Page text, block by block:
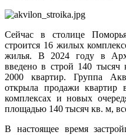
Сейчас в столице
строится 16 жилых
жилья. В 2024 году в
введено в строй 140 тысяч
2000 квартир. Группа
открыла продажи
комплексах и новых
площадью 140 тысяч кв. м,
В настоящее время